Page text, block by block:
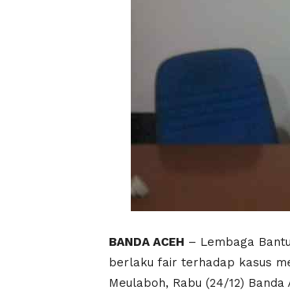
BANDA ACEH – Lembaga
berlaku fair terhadap kasus
Meulaboh, Rabu (24/12) Banda